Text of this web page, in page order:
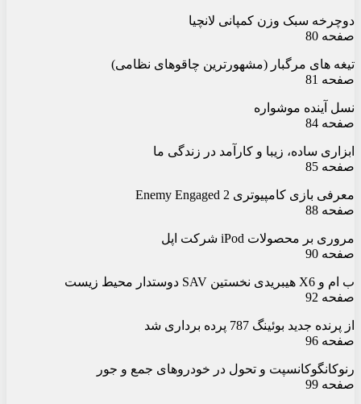
دوچرخه سبک وزن کمپانی لانچیا
صفحه 80
تیغه های مرگبار (مشهورترین چاقوهای نظامی)
صفحه 81
نسل آینده موشواره
صفحه 84
ابزاری ساده، زیبا و کارآمد در زندگی ما
صفحه 85
معرفی بازی کامپیوتری Enemy Engaged 2
صفحه 88
مروری بر محصولات iPod شرکت اپل
صفحه 90
ب ام و X6 هیبریدی نخستین SAV دوستدار محیط زیست
صفحه 92
از پرنده جدید بوئینگ 787 پرده برداری شد
صفحه 96
رنوکانگوکانسپت و تحول در خودروهای جمع و جور
صفحه 99